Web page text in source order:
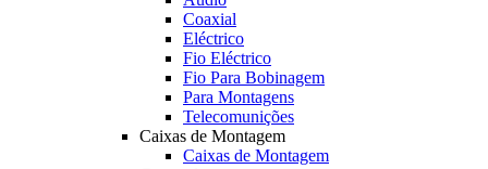
Coaxial
Eléctrico
Fio Eléctrico
Fio Para Bobinagem
Para Montagens
Telecomunições
Caixas de Montagem
Caixas de Montagem